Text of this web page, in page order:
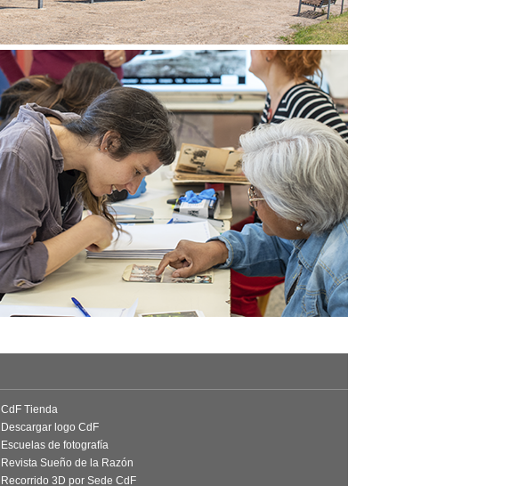
CdF Tienda
Descargar logo CdF
Escuelas de fotografía
Revista Sueño de la Razón
Recorrido 3D por Sede CdF